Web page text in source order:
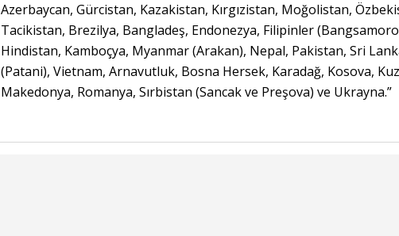
Azerbaycan, Gürcistan, Kazakistan, Kırgızistan, Moğolistan,
Tacikistan, Brezilya, Bangladeş, Endonezya, Filipinler
Hindistan, Kamboçya, Myanmar (Arakan), Nepal, Pakistan, Sri
(Patani), Vietnam, Arnavutluk, Bosna Hersek, Karadağ, Kosova,
Makedonya, Romanya, Sırbistan (Sancak ve Preşova) ve Ukrayna.”